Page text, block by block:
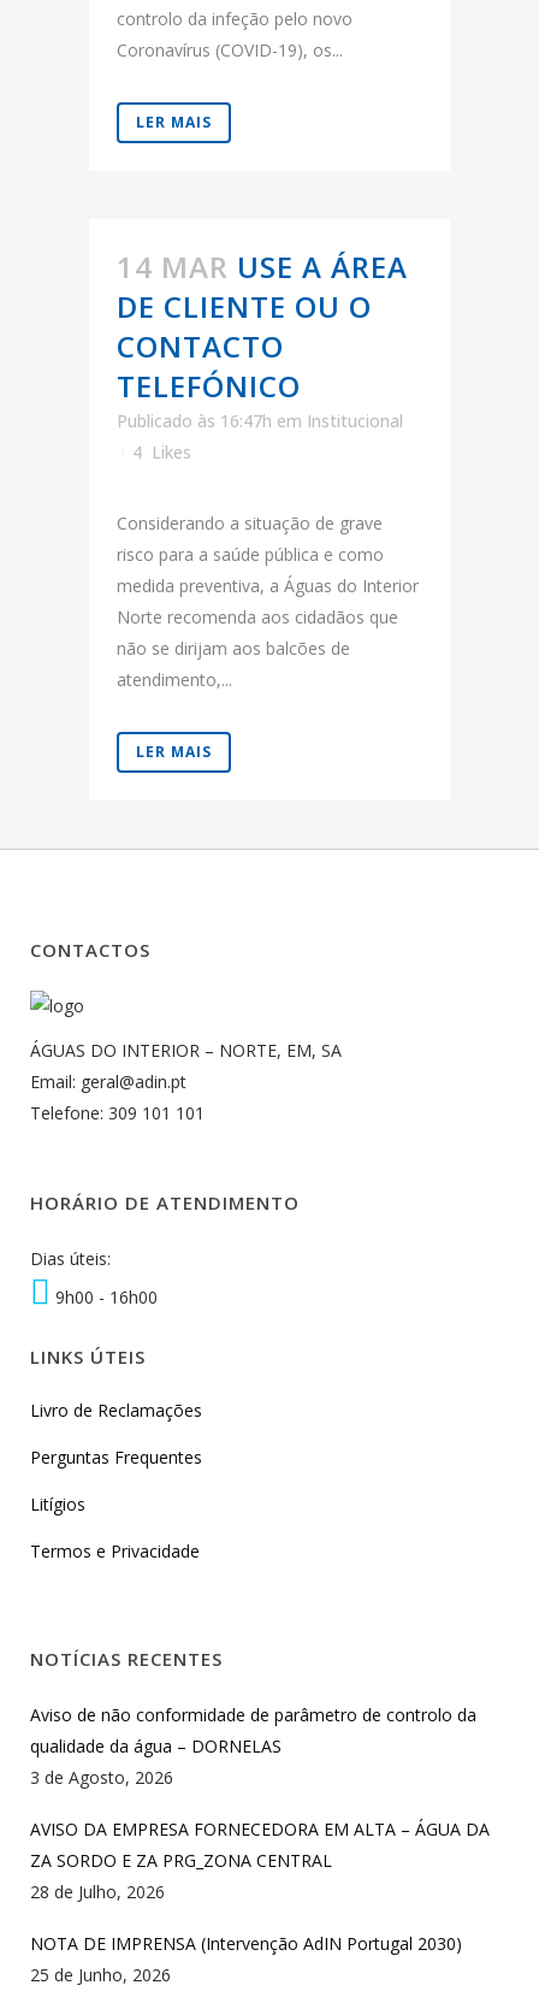
controlo da infeção pelo novo
Coronavírus (COVID-19), os...
LER MAIS
14 MAR USE A ÁREA
DE CLIENTE OU O
CONTACTO
TELEFÓNICO
Publicado às 16:47h em Institucional
4 Likes
Considerando a situação de grave
risco para a saúde pública e como
medida preventiva, a Águas do Interior
Norte recomenda aos cidadãos que
não se dirijam aos balcões de
atendimento,...
LER MAIS
CONTACTOS
ÁGUAS DO INTERIOR – NORTE, EM, SA
Email: geral@adin.pt
Telefone: 309 101 101
HORÁRIO DE ATENDIMENTO
Dias úteis:
9h00 - 16h00
LINKS ÚTEIS
Livro de Reclamações
Perguntas Frequentes
Litígios
Termos e Privacidade
NOTÍCIAS RECENTES
Aviso de não conformidade de parâmetro de controlo da
qualidade da água – DORNELAS
3 de Agosto, 2026
AVISO DA EMPRESA FORNECEDORA EM ALTA – ÁGUA DA
ZA SORDO E ZA PRG_ZONA CENTRAL
28 de Julho, 2026
NOTA DE IMPRENSA (Intervenção AdIN Portugal 2030)
25 de Junho, 2026